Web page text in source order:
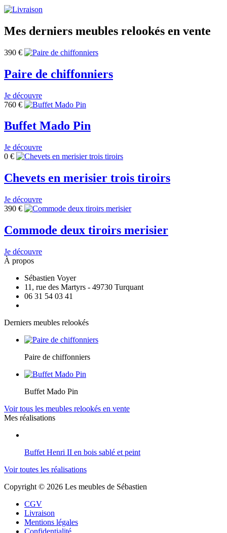
Mes derniers meubles relookés en vente
390 €
Paire de chiffonniers
Je découvre
760 €
Buffet Mado Pin
Je découvre
0 €
Chevets en merisier trois tiroirs
Je découvre
390 €
Commode deux tiroirs merisier
Je découvre
À propos
Sébastien Voyer
11, rue des Martyrs - 49730 Turquant
06 31 54 03 41
Derniers meubles relookés
Paire de chiffonniers
Buffet Mado Pin
Voir tous les meubles relookés en vente
Mes réalisations
Buffet Henri II en bois sablé et peint
Voir toutes les réalisations
Copyright © 2026 Les meubles de Sébastien
CGV
Livraison
Mentions légales
Confidentialité